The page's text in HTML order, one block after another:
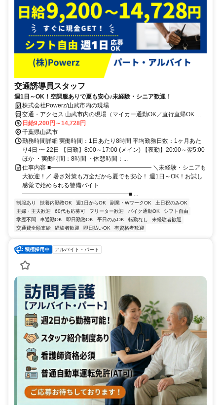
交通誘導員スタッフ
週1日～OK！空調服ありで夏も安心♪未経験・シニア歓迎！
株式会社Powerz/山武市内の現場
交通・アクセス 山武市内の現場（マイカー通勤OK／直行直帰OK ／
交通費は別途全額支給）※他、成田市、佐倉市、匝瑳市、東金市な
ど、通える範囲の現場での勤務も可能です。
日給9,200円～14,728円
千葉県山武市
勤務時間詳細 実働時間：1日あたり8時間 平均勤務日数：1ヶ月あた
り4日 〜 22日 【日勤】8:00～17:00 (メイン) 【夜勤】20:00～翌5:00
ほか ・実働時間：8時間 ・休憩時間：...
仕事内容 ■━━━━━━━━━━━━━━━━━ ＼未経験・シニアも
大歓迎！／ 暑さ対策も万全だから夏でも安心！ 週1日～OK！お試し
感覚で始められる警備バイト
━━━━━━━━━━━━━━━━━━■ ...
制服あり 扶養内勤務OK 週1日からOK 副業・WワークOK
土日祝のみOK
主婦・主夫歓迎
60代も応募可 フリーター歓迎 バイク通勤OK
シフト自由
学歴不問
車通勤OK 即日勤務OK 平日のみOK 転勤なし
未経験者歓迎
交通費全額支給
経験者歓迎 即日払いOK 有資格者歓迎
アルバイト・パート